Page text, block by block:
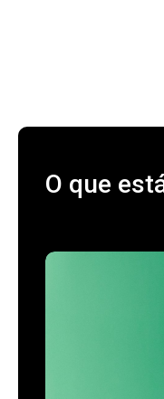
O que